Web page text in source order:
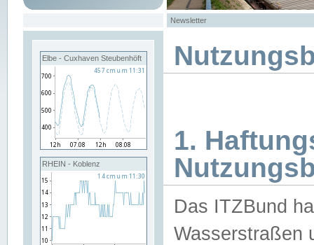
Newsletter
Elbe - Cuxhaven Steubenhöft
RHEIN - Koblenz
1.
Das ITZBund
Wasserstraßen